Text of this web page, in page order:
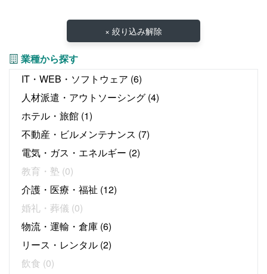
× 絞り込み解除
業種から探す
IT・WEB・ソフトウェア (6)
人材派遣・アウトソーシング (4)
ホテル・旅館 (1)
不動産・ビルメンテナンス (7)
電気・ガス・エネルギー (2)
教育・塾 (0)
介護・医療・福祉 (12)
婚礼・葬儀 (0)
物流・運輸・倉庫 (6)
リース・レンタル (2)
飲食 (0)